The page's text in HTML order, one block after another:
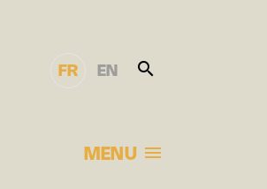
FR EN
MENU